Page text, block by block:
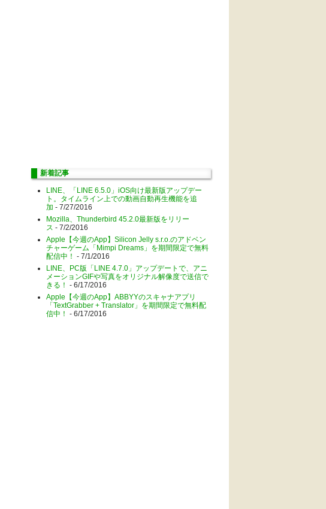
新着記事
LINE、「LINE 6.5.0」iOS向け最新版アップデー
ト。タイムライン上での動画自動再生機能を追
加 - 7/27/2016
Mozilla、Thunderbird 45.2.0最新版をリリー
ス - 7/2/2016
Apple【今週のApp】Silicon Jelly s.r.o.のアドベン
チャーゲーム「Mimpi Dreams」を期間限定で無料
配信中！ - 7/1/2016
LINE、PC版「LINE 4.7.0」アップデートで、アニ
メーションGIFや写真をオリジナル解像度で送信で
きる！ - 6/17/2016
Apple【今週のApp】ABBYYのスキャナアプリ
「TextGrabber + Translator」を期間限定で無料配
信中！ - 6/17/2016